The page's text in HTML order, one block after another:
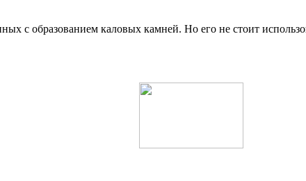
с образованием каловых камней. Но его не стоит